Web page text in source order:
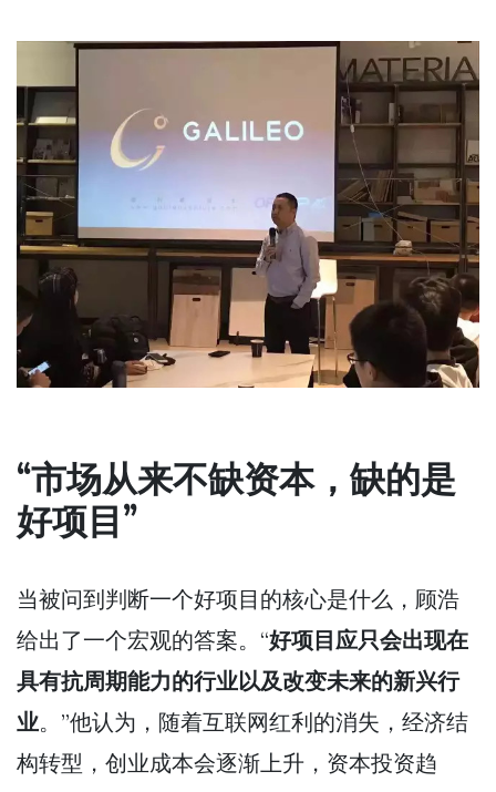
“市场从来不缺资本，缺的是
好项目”
当被问到判断一个好项目的核心是什么，顾浩
给出了一个宏观的答案。“好项目应只会出现在
具有抗周期能力的行业以及改变未来的新兴行
业。”他认为，随着互联网红利的消失，经济结
构转型，创业成本会逐渐上升，资本投资趋